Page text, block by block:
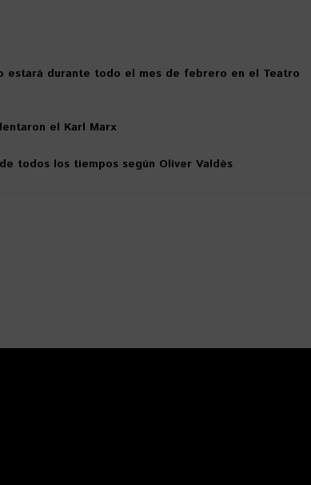
estará durante todo el mes de febrero en el Teatro
el Karl Marx
todos los tiempos según Oliver Valdés